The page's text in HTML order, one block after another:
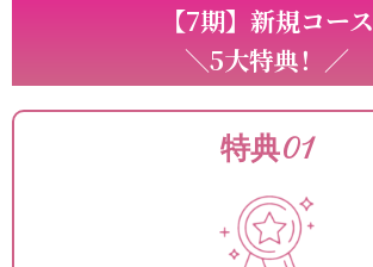
【7期】新規コース
＼5大特典！／
特典01